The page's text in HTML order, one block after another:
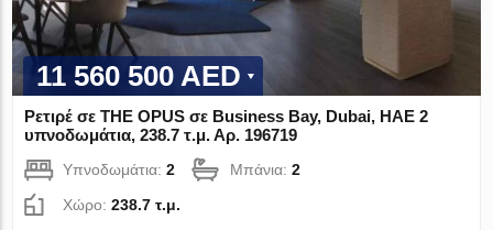
11 560 500 AED
Ρετιρέ σε THE OPUS σε Business Bay, Dubai, ΗΑΕ 2
υπνοδωμάτια, 238.7 τ.μ. Αρ. 196719
Υπνοδωμάτια:2 Μπάνια:2
Χώρο:238.7 τ.μ.